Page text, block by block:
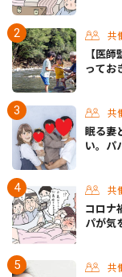
共
【医
ってお
共
眠る妻
い。パ
共
コロナ
パが気
共